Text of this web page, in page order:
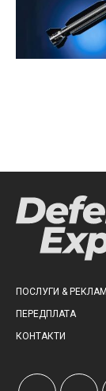
ПОСЛУГИ &
ПЕРЕДПЛАТА
КОНТАКТИ